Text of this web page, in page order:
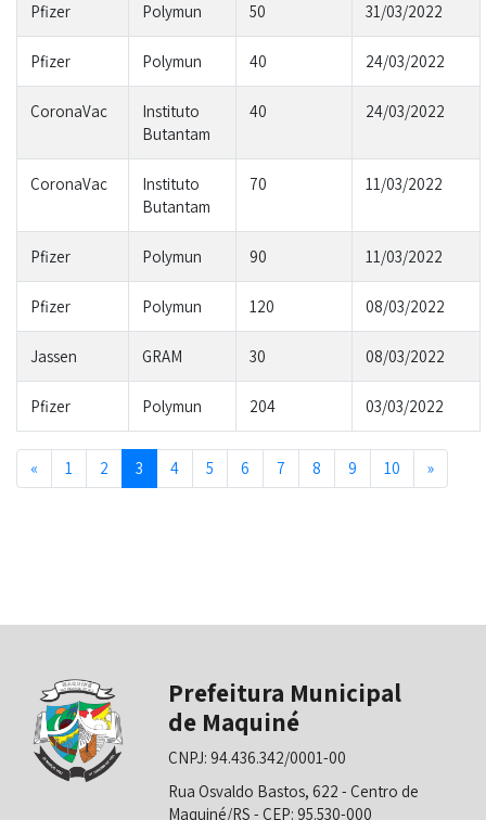
Pfizer Polymun 50 31/03/2022
Pfizer Polymun 40 24/03/2022
CoronaVac
Instituto
Butantam
40 24/03/2022
CoronaVac
Instituto
Butantam
70 11/03/2022
Pfizer Polymun 90 11/03/2022
Pfizer Polymun 120 08/03/2022
Jassen GRAM 30 08/03/2022
Pfizer Polymun 204 03/03/2022
« Previous
1 2 3 4 5 6 7 8 9 10 »Next
Prefeitura Municipal
de Maquiné
CNPJ: 94.436.342/0001-00
Rua Osvaldo Bastos, 622 - Centro de
Maquiné/RS - CEP: 95.530-000